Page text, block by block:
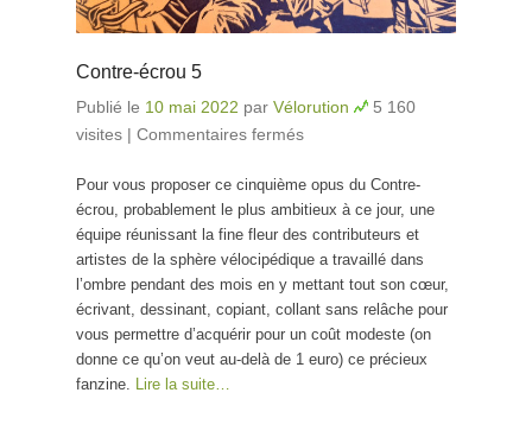
Contre-écrou 5
Publié le 10 mai 2022 par Vélorution
5 160
visites | Commentaires fermés
Pour vous proposer ce cinquième opus du Contre-
écrou, probablement le plus ambitieux à ce jour, une
équipe réunissant la fine fleur des contributeurs et
artistes de la sphère vélocipédique a travaillé dans
l’ombre pendant des mois en y mettant tout son cœur,
écrivant, dessinant, copiant, collant sans relâche pour
vous permettre d’acquérir pour un coût modeste (on
donne ce qu’on veut au-delà de 1 euro) ce précieux
fanzine. Lire la suite…